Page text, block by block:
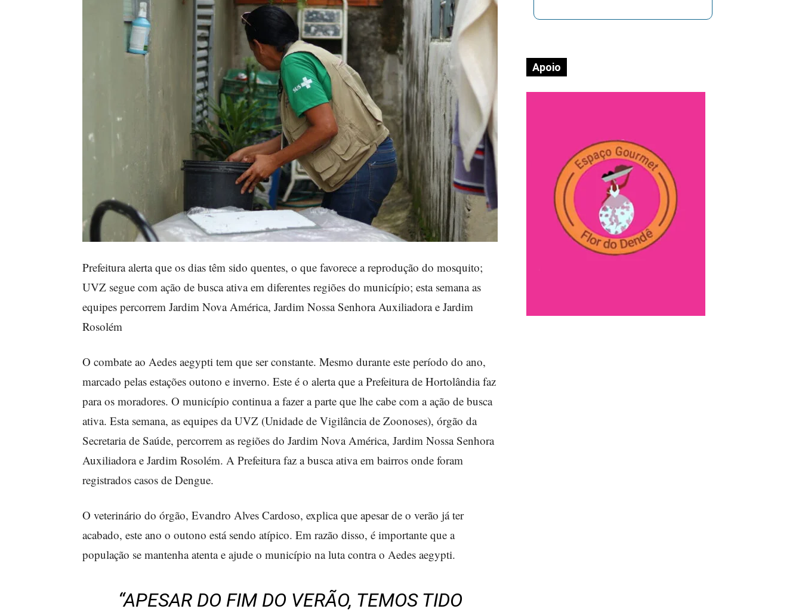
Prefeitura alerta que os dias têm sido quentes, o que favorece a reprodução do mosquito;
UVZ segue com ação de busca ativa em diferentes regiões do município; esta semana as
equipes percorrem Jardim Nova América, Jardim Nossa Senhora Auxiliadora e Jardim
Rosolém
O combate ao Aedes aegypti tem que ser constante. Mesmo durante este período do ano,
marcado pelas estações outono e inverno. Este é o alerta que a Prefeitura de Hortolândia faz
para os moradores. O município continua a fazer a parte que lhe cabe com a ação de busca
ativa. Esta semana, as equipes da UVZ (Unidade de Vigilância de Zoonoses), órgão da
Secretaria de Saúde, percorrem as regiões do Jardim Nova América, Jardim Nossa Senhora
Auxiliadora e Jardim Rosolém. A Prefeitura faz a busca ativa em bairros onde foram
registrados casos de Dengue.
O veterinário do órgão, Evandro Alves Cardoso, explica que apesar de o verão já ter
acabado, este ano o outono está sendo atípico. Em razão disso, é importante que a
população se mantenha atenta e ajude o município na luta contra o Aedes aegypti.
“APESAR DO FIM DO VERÃO, TEMOS TIDO
Apoio